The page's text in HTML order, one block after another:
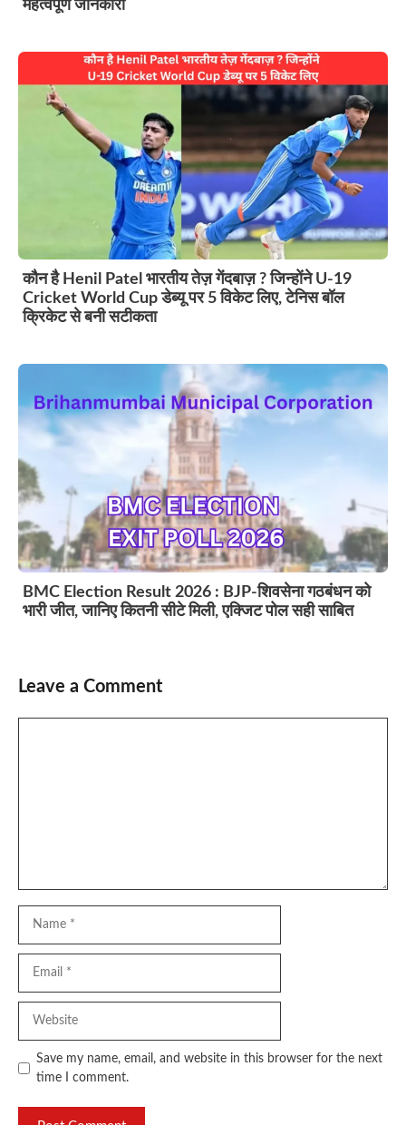
महत्वपूर्ण जानकारी
कौन है Henil Patel भारतीय तेज़ गेंदबाज़ ? जिन्होंने U-19
Cricket World Cup डेब्यू पर 5 विकेट लिए, टेनिस बॉल
क्रिकेट से बनी सटीकता
BMC Election Result 2026 : BJP-शिवसेना गठबंधन को
भारी जीत, जानिए कितनी सीटे मिली, एक्जिट पोल सही साबित
Leave a Comment
Save my name, email, and website in this browser for the next
time I comment.